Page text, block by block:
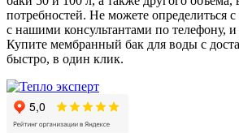
потребностей. Не можете определиться
с нашими консультантами по телефону,
Купите мембранный бак для воды с
быстро, в один клик.